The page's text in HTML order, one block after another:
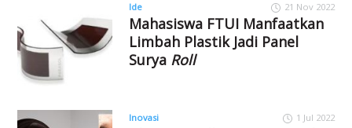
Ide 21 Nov 2022
Mahasiswa FTUI Manfaatkan
Limbah Plastik Jadi Panel
Surya Roll
Inovasi 1 Jul 2022